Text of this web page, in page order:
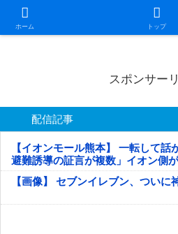
ホーム トップ
日本第一！ニュース録
スポンサー
配信記事
【イオンモール熊本】 一転して
避難誘導の証言が複数」イオン側
疑い
【画像】 セブンイレブン、ついに